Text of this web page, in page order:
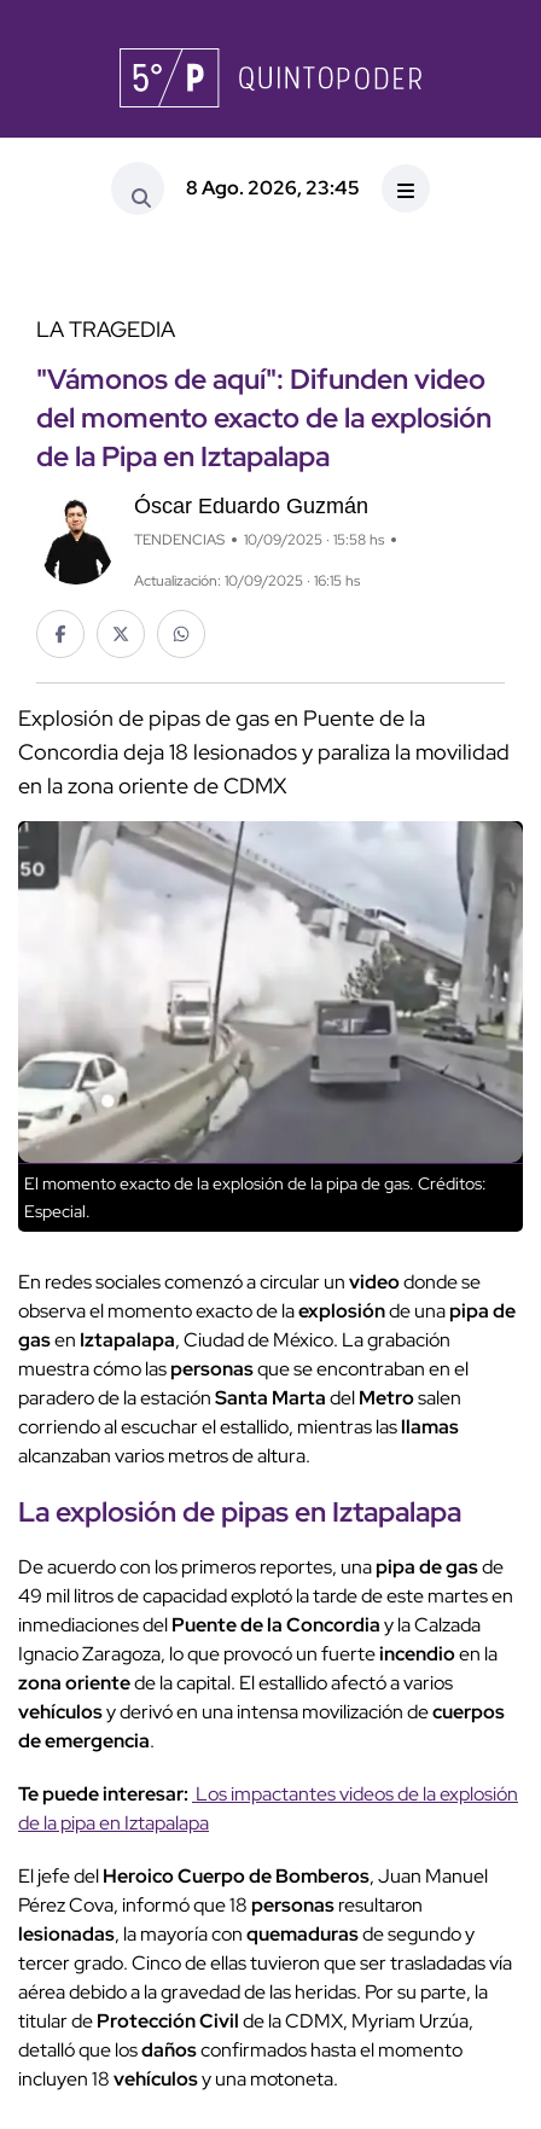
8 Ago. 2026, 23:45
LA TRAGEDIA
"Vámonos de aquí": Difunden video
del momento exacto de la explosión
de la Pipa en Iztapalapa
Óscar Eduardo Guzmán
TENDENCIAS 10/09/2025 · 15:58 hs
Actualización: 10/09/2025 · 16:15 hs
Explosión de pipas de gas en Puente de la
Concordia deja 18 lesionados y paraliza la movilidad
en la zona oriente de CDMX
El momento exacto de la explosión de la pipa de gas. Créditos:
Especial.
En redes sociales comenzó a circular unvideodonde se
observa el momento exacto de laexplosiónde unapipa de
gasen Iztapalapa, Ciudad de México. La grabación
muestra cómo laspersonasque se encontraban en el
paradero de la estaciónSanta MartadelMetrosalen
corriendo al escuchar el estallido, mientras lasllamas
alcanzaban varios metros de altura.
Laexplosiónde pipas en Iztapalapa
De acuerdo con los primeros reportes, unapipa de gasde
49 mil litros de capacidad explotó la tarde de este martes en
inmediaciones delPuente de la Concordiay la Calzada
Ignacio Zaragoza, lo que provocó un fuerteincendioen la
zona orientede la capital. El estallido afectó a varios
vehículosy derivó en una intensa movilización decuerpos
de emergencia.
Te puede interesar: Los impactantes videos de la explosión
de la pipa en Iztapalapa
El jefe delHeroico Cuerpo de Bomberos, Juan Manuel
Pérez Cova, informó que 18personasresultaron
lesionadas, la mayoría conquemadurasde segundo y
tercer grado. Cinco de ellas tuvieron que ser trasladadas vía
aérea debido a la gravedad de las heridas. Por su parte, la
titular deProtección Civilde la CDMX, Myriam Urzúa,
detalló que losdañosconfirmados hasta el momento
incluyen 18vehículosy una motoneta.